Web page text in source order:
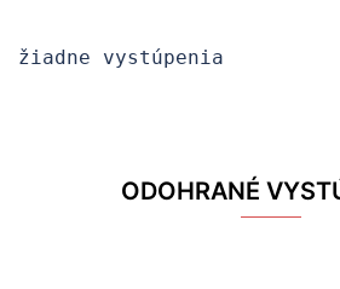
žiadne vystúpenia
ODOHRANÉ